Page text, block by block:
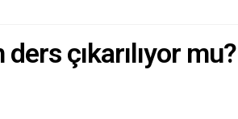
çıkarılıyor mu?